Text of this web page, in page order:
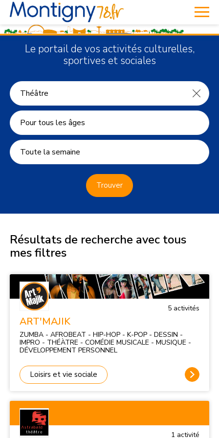
Le portail de vos activités culturelles,
sportives et sociales
Pour tous les âges
Toute la semaine
Trouver
Résultats de recherche avec tous
mes filtres
5 activités
ART'MAJIK
ZUMBA - AFROBEAT - HIP-HOP - K-POP - DESSIN -
IMPRO - THÉÀTRE - COMÉDIE MUSICALE - MUSIQUE -
DÉVELOPPEMENT PERSONNEL
Loisirs et vie sociale
1 activité